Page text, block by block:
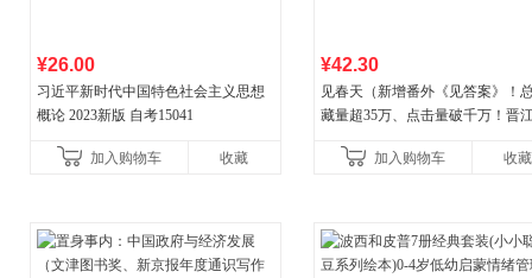
¥26.00
习近平新时代中国特色社会主义思想
概论 2023新版 自考15041
加入购物车 收藏
¥42.30
见春天（新增番外《见答案》！
藏量超35万、点击量破千万！晋
加入购物车
收藏